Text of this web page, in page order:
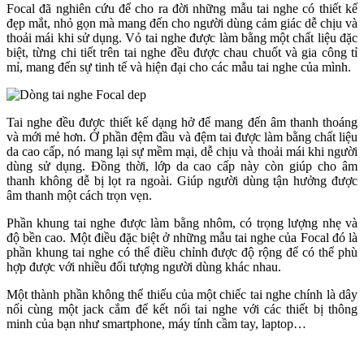
Focal đã nghiên cứu để cho ra đời những mẫu tai nghe có thiết kế
đẹp mắt, nhỏ gọn mà mang đến cho người dùng cảm giác dễ chịu và
thoải mái khi sử dụng. Vỏ tai nghe được làm bằng một chất liệu đặc
biệt, từng chi tiết trên tai nghe đều được chau chuốt và gia công tỉ
mỉ, mang đến sự tinh tế và hiện đại cho các mẫu tai nghe của mình.
Tai nghe đều được thiết kế dạng hở để mang đến âm thanh thoáng
và mới mẻ hơn. Ở phần đệm đầu và đệm tai được làm bằng chất liệu
da cao cấp, nó mang lại sự mềm mại, dễ chịu và thoải mái khi người
dùng sử dụng. Đồng thời, lớp da cao cấp này còn giúp cho âm
thanh không dễ bị lọt ra ngoài. Giúp người dùng tận hưởng được
âm thanh một cách trọn vẹn.
Phần khung tai nghe được làm bằng nhôm, có trọng lượng nhẹ và
độ bền cao. Một điều đặc biệt ở những mẫu tai nghe của Focal đó là
phần khung tai nghe có thể điều chỉnh được độ rộng để có thể phù
hợp được với nhiều đối tượng người dùng khác nhau.
Một thành phần không thể thiếu của một chiếc tai nghe chính là dây
nối cùng một jack cắm để kết nối tai nghe với các thiết bị thông
minh của bạn như smartphone, máy tính cầm tay, laptop…